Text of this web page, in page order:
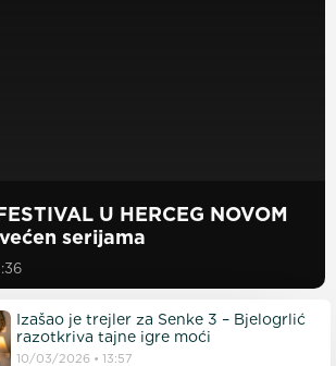
U HERCEG NOVOM
serijama
Izašao je trejler za Senke 3 – Bjelogrlić
razotkriva tajne igre moći
10/03/2026 13:57